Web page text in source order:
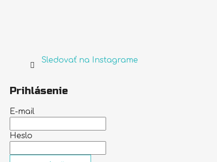
Sledovať na Instagrame
Prihlásenie
E-mail
Heslo